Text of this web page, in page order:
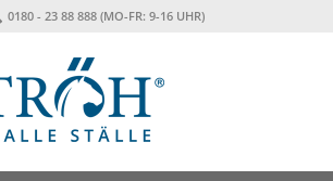
0180 - 23 88 888 (MO-FR: 9-16 UHR)